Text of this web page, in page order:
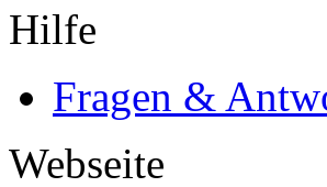
Hilfe
Fragen &
Webseite